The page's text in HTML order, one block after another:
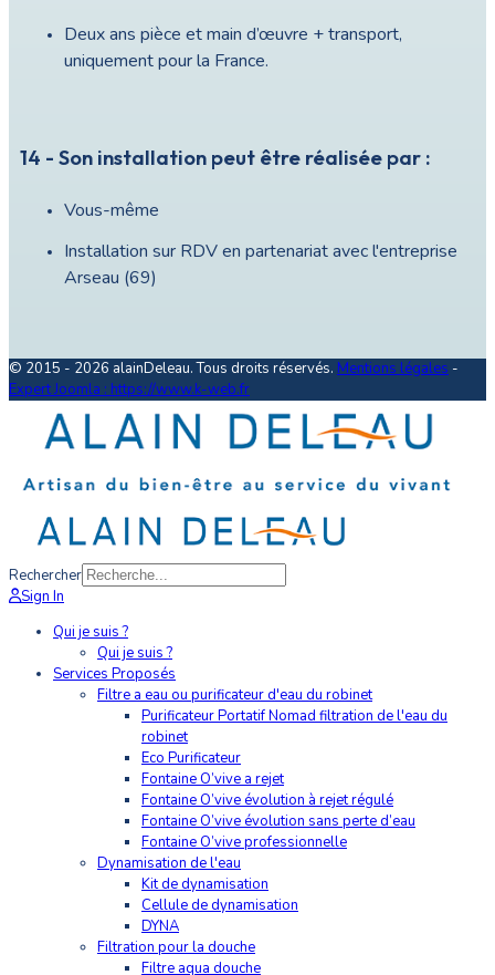
Deux ans pièce et main d’œuvre + transport,
uniquement pour la France.
14 - Son installation peut être réalisée par :
Vous-même
Installation sur RDV en partenariat avec l'entreprise
Arseau (69)
© 2015 - 2026 alainDeleau. Tous droits réservés. Mentions légales -
Expert Joomla : https://www.k-web.fr
Rechercher
Sign In
Qui je suis ?
Qui je suis ?
Services Proposés
Filtre a eau ou purificateur d'eau du robinet
Purificateur Portatif Nomad filtration de l'eau du
robinet
Eco Purificateur
Fontaine O’vive a rejet
Fontaine O’vive évolution à rejet régulé
Fontaine O’vive évolution sans perte d’eau
Fontaine O’vive professionnelle
Dynamisation de l'eau
Kit de dynamisation
Cellule de dynamisation
DYNA
Filtration pour la douche
Filtre aqua douche